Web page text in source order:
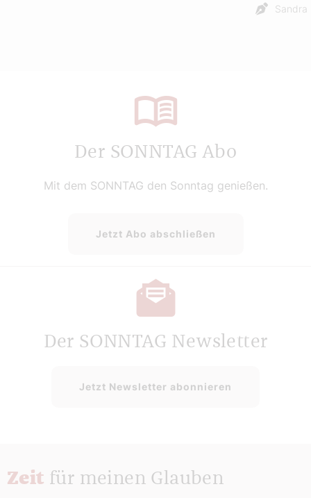
Sandra
Der SONNTAG Abo
Mit dem SONNTAG den Sonntag genießen.
Jetzt Abo abschließen
Der SONNTAG Newsletter
Jetzt Newsletter abonnieren
Zeit für meinen Glauben